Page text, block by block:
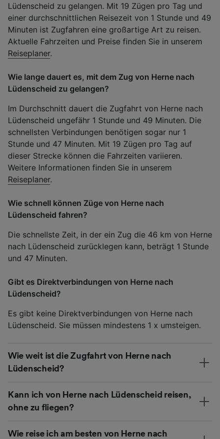
Lüdenscheid zu gelangen. Mit 19 Zügen pro Tag und
einer durchschnittlichen Reisezeit von 1 Stunde und 49
Minuten ist Zugfahren eine großartige Art zu reisen.
Aktuelle Fahrzeiten und Preise finden Sie in unserem
Reiseplaner.
Wie lange dauert es, mit dem Zug von Herne nach
Lüdenscheid zu gelangen?
Im Durchschnitt dauert die Zugfahrt von Herne nach
Lüdenscheid ungefähr 1 Stunde und 49 Minuten. Die
schnellsten Verbindungen benötigen sogar nur 1
Stunde und 47 Minuten. Mit 19 Zügen pro Tag auf
dieser Strecke können die Fahrzeiten variieren.
Weitere Informationen finden Sie in unserem
Reiseplaner.
Wie schnell können Züge von Herne nach
Lüdenscheid fahren?
Die schnellste Zeit, in der ein Zug die 46 km von Herne
nach Lüdenscheid zurücklegen kann, beträgt 1 Stunde
und 47 Minuten.
Gibt es Direktverbindungen von Herne nach
Lüdenscheid?
Es gibt keine Direktverbindungen von Herne nach
Lüdenscheid. Sie müssen mindestens 1 x umsteigen.
Wie weit ist die Zugfahrt von Herne nach
Lüdenscheid?
Kann ich von Herne nach Lüdenscheid reisen,
ohne zu fliegen?
Wie reise ich am besten von Herne nach